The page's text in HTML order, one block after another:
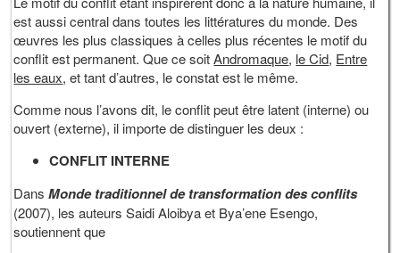
est aussi central dans toutes les littératures du monde. Des
œuvres les plus classiques à celles plus récentes le motif du
conflit est permanent. Que ce soitAndromaque, le Cid, Entre
les eaux, et tant d’autres, le constat est le même.
Comme nous l’avons dit, le conflit peut être latent (interne) ou
ouvert (externe), il importe de distinguer les deux :
CONFLIT INTERNE
DansMonde traditionnel de transformation des conflits
(2007), les auteurs Saidi Aloibya et Bya’ene Esengo,
soutiennent que